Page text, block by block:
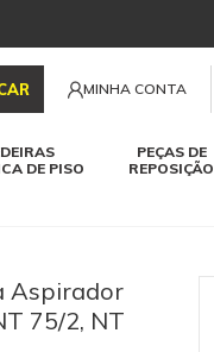
MINHA CONTA
DE PISO
PEÇAS DE
REPOSIÇÃO
Aspirador
75/2, NT